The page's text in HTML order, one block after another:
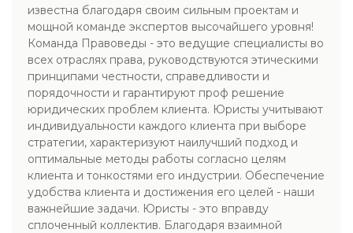
известна благодаря своим сильным проектам и
мощной команде экспертов высочайшего уровня!
Команда Правоведы - это ведущие специалисты во
всех отраслях права, руководствуются этическими
принципами честности, справедливости и
порядочности и гарантируют проф решение
юридических проблем клиента. Юристы учитывают
индивидуальности каждого клиента при выборе
стратегии, характеризуют наилучший подход и
оптимальные методы работы согласно целям
клиента и тонкостями его индустрии. Обеспечение
удобства клиента и достижения его целей - наши
важнейшие задачи. Юристы - это вправду
сплоченный коллектив. Благодаря взаимной